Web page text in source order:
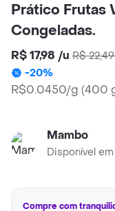
Prático Frutas
Congeladas.
R$ 17,98 /u R$ 22,49
-20%
R$0.0450/g (400
Mambo
Disponível em
Compre com